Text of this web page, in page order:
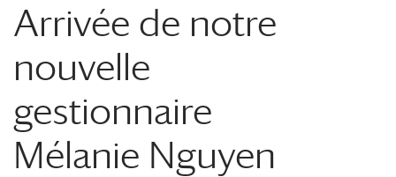
Arrivée de notre
nouvelle
gestionnaire
Mélanie Nguyen